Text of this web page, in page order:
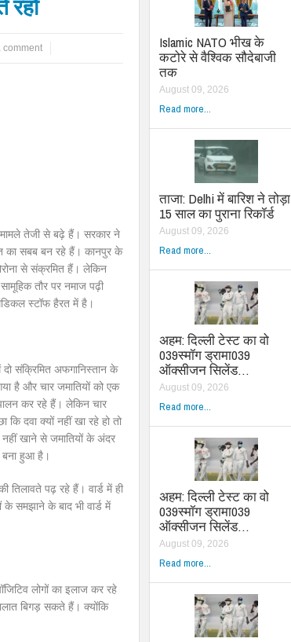
रहो
comment
तेजी से बढ़े हैं। सरकार ने
का सबब बन रहे हैं। कानपुर के
से संक्रमित हैं। लेकिन
तौर पर नमाज पढ़ी
स्टॉफ हैरत में है।
दो संक्रिमित अफगानिस्तान के
है और चार जमातियों को एक
कर रहे हैं। लेकिन चार
दवा क्यों नहीं खा रहे हो तो
नहीं खाने से जमातियों के अंदर
बना हुआ है।
तिलावते पढ़ रहे हैं। वार्ड में ही
समझाने के बाद भी वार्ड में
लोगों का इलाज कर रहे
बिगड़ सकते हैं। क्योंकि
Islamic NATO भीख के
कटोरे से वैश्विक सौदेबाजी
तक
August 09, 2026
Read more...
ताजा: Delhi में बारिश ने तोड़ा
15 साल का पुराना रिकॉर्ड
August 09, 2026
Read more...
अहम: दिल्ली टेस्ट का वो
039स्मॉग ड्रामा039
ऑक्सीजन सिलेंड…
August 09, 2026
Read more...
अहम: दिल्ली टेस्ट का वो
039स्मॉग ड्रामा039
ऑक्सीजन सिलेंड…
August 09, 2026
Read more...